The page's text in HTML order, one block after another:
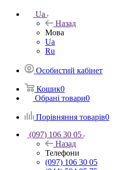
Ua
Назад
Мова
Ua
Ru
Особистий кабінет
Кошик0
Обрані товари0
Порівняння товарів0
(097) 106 30 05
Назад
Телефони
(097) 106 30 05